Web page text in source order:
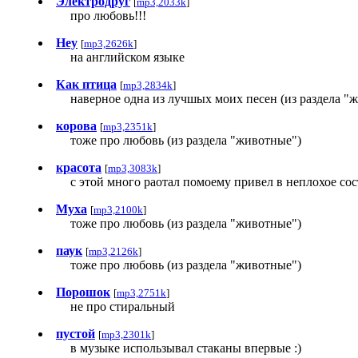
про любовь!!!
Hey [mp3,2626k]
на английском языке
Как птица [mp3,2834k]
наверное одна из лучшых моих песен (из раздела
корова [mp3,2351k]
тоже про любовь (из раздела "животные")
красота [mp3,3083k]
с этой много раотал помоему привел в неплохое
Муха [mp3,2100k]
тоже про любовь (из раздела "животные")
паук [mp3,2126k]
тоже про любовь (из раздела "животные")
Порошок [mp3,2751k]
не про стиральный
пустой [mp3,2301k]
в музыке использывал стаканы впервые :)